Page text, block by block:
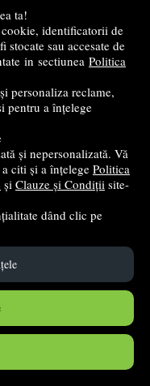
ta!
identificatorii de
sau accesate de
in sectiunea Politica
personaliza reclame,
pentru a înțelege
și nepersonalizată. Vă
citi și a înțelege Politica
și Clauze și Condiții site-
dând clic pe
Cum sa cresti un
cu tentatii la tot